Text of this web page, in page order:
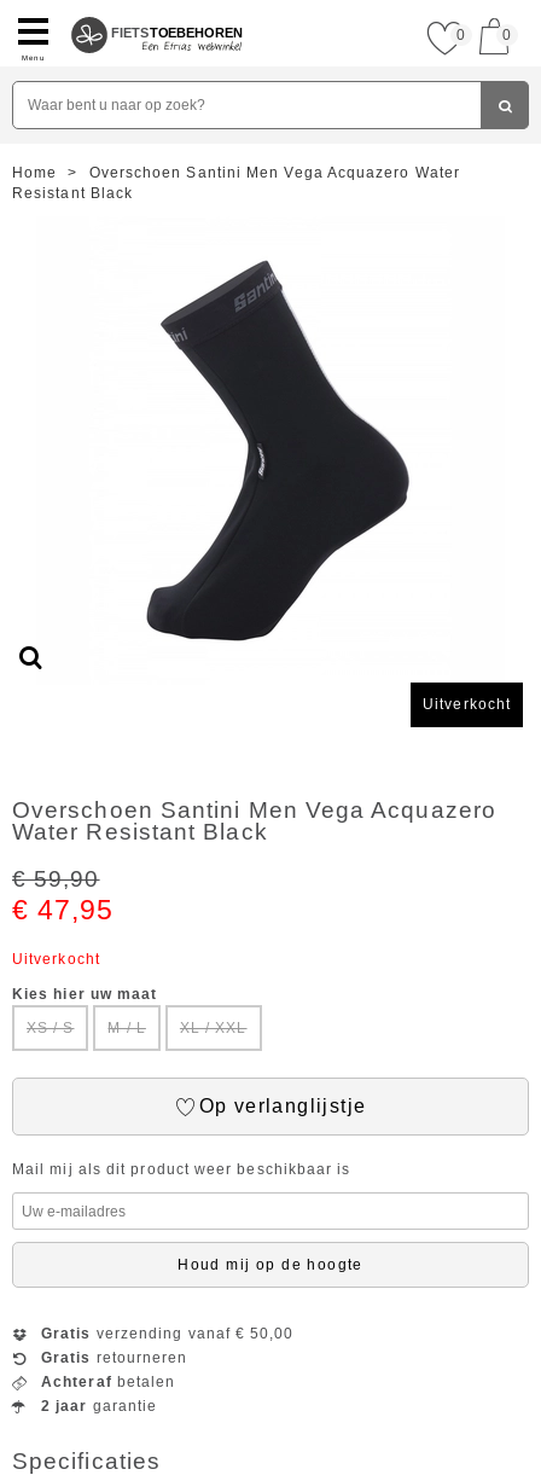
Menu
FIETSTOEBEHOREN 0 0
Home >
Overschoen Santini Men Vega Acquazero Water
Resistant Black
Uitverkocht
Overschoen Santini Men Vega Acquazero
Water Resistant Black
€ 59,90
€ 47,95
Uitverkocht
Kies hier uw maat
XS / S
M / L XL / XXL
Op verlanglijstje
Mail mij als dit product weer beschikbaar is
Houd mij op de hoogte
Gratis verzending vanaf € 50,00
Gratis retourneren
Achteraf betalen
2 jaar garantie
Specificaties